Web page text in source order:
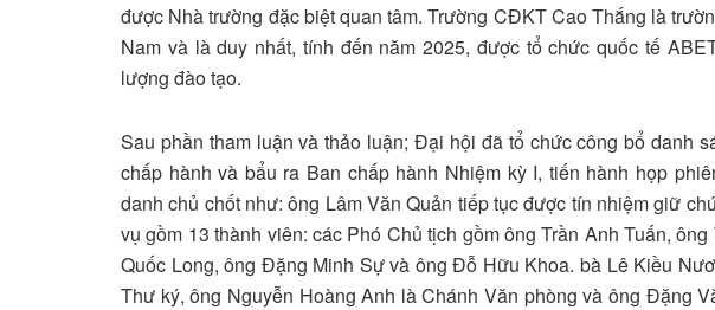
được Nhà trường đặc biệt quan tâm. Trường CĐKT Cao Thắng là
Nam và là duy nhất, tính đến năm 2025, được tổ chức quốc tế
lượng đào tạo.
Sau phần tham luận và thảo luận; Đại hội đã tổ chức công bổ danh
chấp hành và bẩu ra Ban chấp hành Nhiệm kỳ I, tiến hành họp
danh chủ chốt như: ông Lâm Văn Quản tiếp tục được tín nhiệm giữ
vụ gồm 13 thành viên: các Phó Chủ tịch gồm ông Trần Anh Tuấn,
Quốc Long, ông Đặng Minh Sự và ông Đỗ Hữu Khoa. bà Lê Kiều
Thư ký, ông Nguyễn Hoàng Anh là Chánh Văn phòng và ông Đặng